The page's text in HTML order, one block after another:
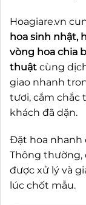
Hoagiare.vn
hoa sinh nhật,
vòng hoa chia
thuật cùng
giao nhanh
tươi, cắm chắc
khách đã dặn.
Đặt hoa nhanh
Thông thường,
được xử lý và
lúc chốt mẫu.